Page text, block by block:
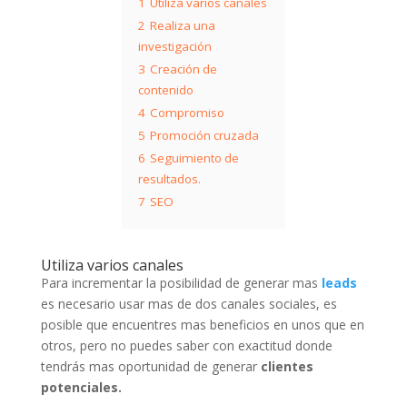
2 Realiza una
investigación
3 Creación de
contenido
4 Compromiso
5 Promoción cruzada
6 Seguimiento de
resultados.
7 SEO
Utiliza varios canales
Para incrementar la posibilidad de generar mas leads
es necesario usar mas de dos canales sociales, es
posible que encuentres mas beneficios en unos que en
otros, pero no puedes saber con exactitud donde
tendrás mas oportunidad de generar clientes
potenciales.